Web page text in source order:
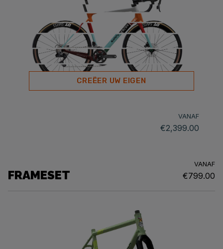
CREËER UW EIGEN
VANAF
€2,399.00
FRAMESET
VANAF
€799.00